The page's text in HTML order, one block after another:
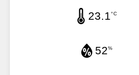
23.1°C
52%